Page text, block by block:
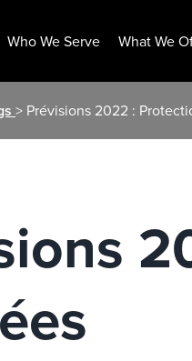
Who We Serve What We
> Prévisions 2022 :